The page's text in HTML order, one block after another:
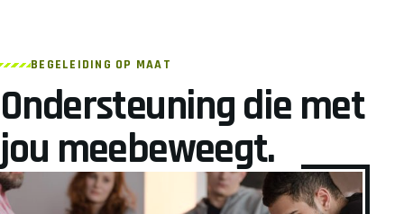
BEGELEIDING OP MAAT
Ondersteuning die met
jou meebeweegt.